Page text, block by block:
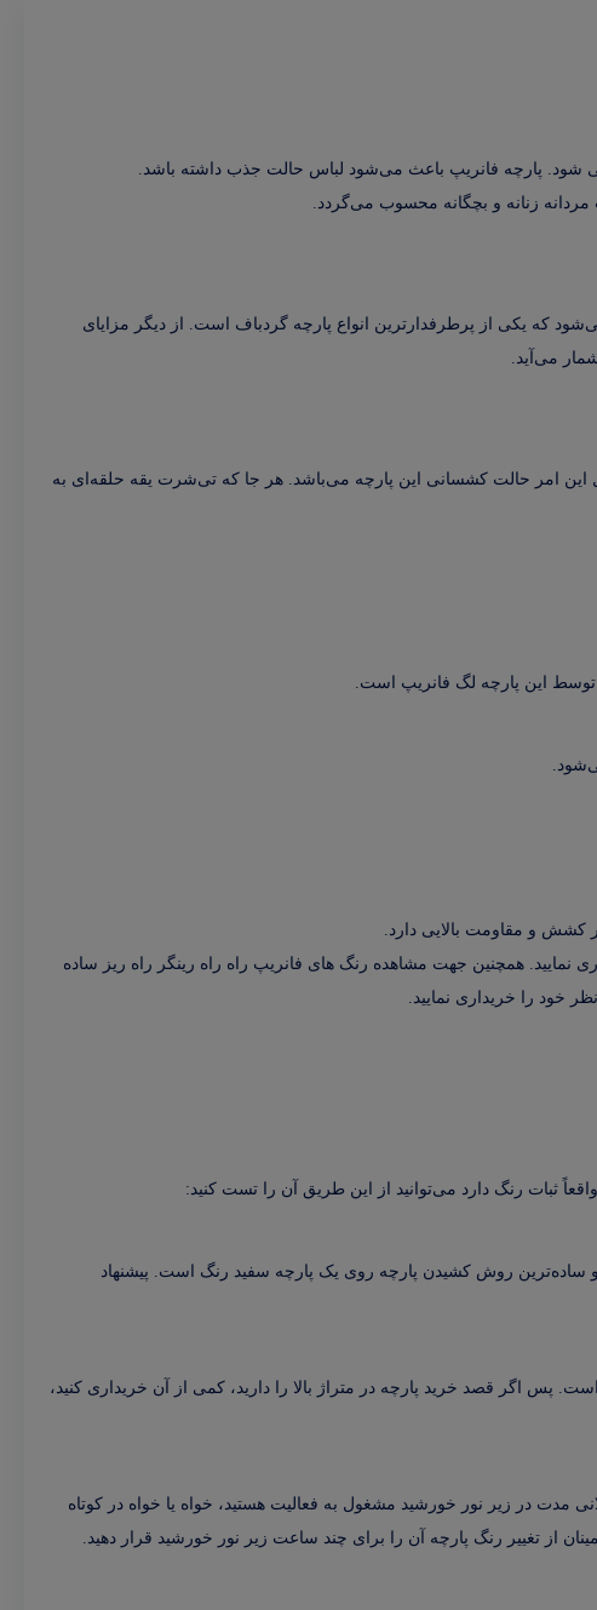
شود. پارچه فانریپ باعث می‌شود لباس حالت جذب داشته باشد.
مردانه زنانه و بچگانه محسوب می‌گردد.
که یکی از پرطرفدارترین انواع پارچه گردباف است. از دیگر مزایای
می‌آید.
این امر حالت کشسانی این پارچه می‌باشد. هر جا که تی‌شرت یقه حلقه‌ای به
توسط این پارچه لگ فانریپ است.
کشش و مقاومت بالایی دارد.
همچنین جهت مشاهده رنگ های فانریپ راه راه رینگر راه ریز ساده
خود را خریداری نمایید.
ثبات رنگ دارد می‌توانید از این طریق آن را تست کنید:
و ساده‌ترین روش کشیدن پارچه روی یک پارچه سفید رنگ است. پیشنهاد
پس اگر قصد خرید پارچه در متراژ بالا را دارید، کمی از آن خریداری کنید،
مدت در زیر نور خورشید مشغول به فعالیت هستید، خواه یا خواه در کوتاه
از تغییر رنگ پارچه آن را برای چند ساعت زیر نور خورشید قرار دهید.